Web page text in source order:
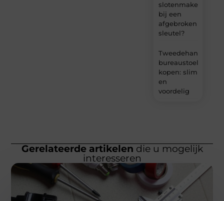
slotenmaker
bij een
afgebroken
sleutel?
Tweedehands
bureaustoel
kopen: slim
en
voordelig
Gerelateerde artikelen die u mogelijk
interesseren